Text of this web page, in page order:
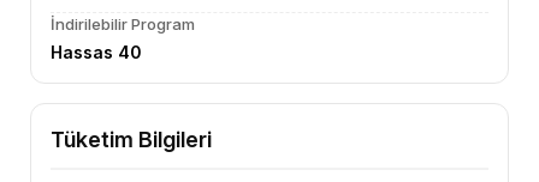
İndirilebilir Program
Hassas 40
Tüketim Bilgileri